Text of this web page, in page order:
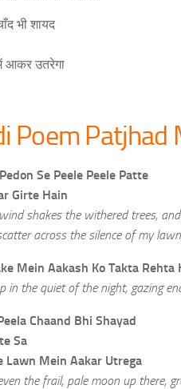
भी शायद
आकर उतरेगा
Poem
Se Peele Peele Patte
Girte Hain
shakes the withered trees,
across the silence of my
Mein Aakash Ko Takta Rehta
in the quiet of the night, gazing
Chaand Bhi Shayad
Sa
Lawn Mein Aakar Utrega
the frail, pale moon up there,